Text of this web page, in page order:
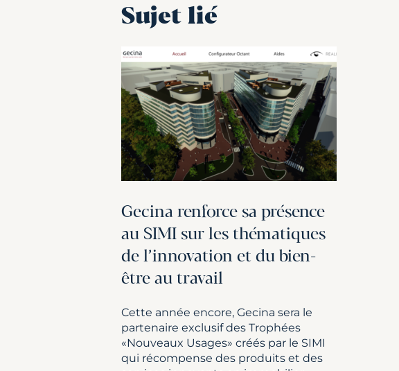
Sujet lié
Gecina renforce sa présence
au SIMI sur les thématiques
de l’innovation et du bien-
être au travail
Cette année encore, Gecina sera le
partenaire exclusif des Trophées
«Nouveaux Usages» créés par le SIMI
qui récompense des produits et des